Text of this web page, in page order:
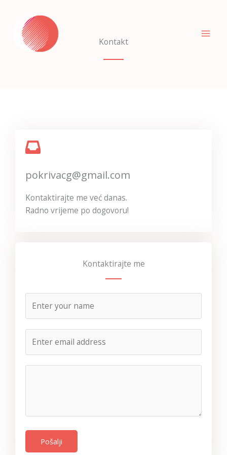
content
Kontakt
pokrivacg@gmail.com
Kontaktirajte me već danas.
Radno vrijeme po dogovoru!
Kontaktirajte me
Pošalji